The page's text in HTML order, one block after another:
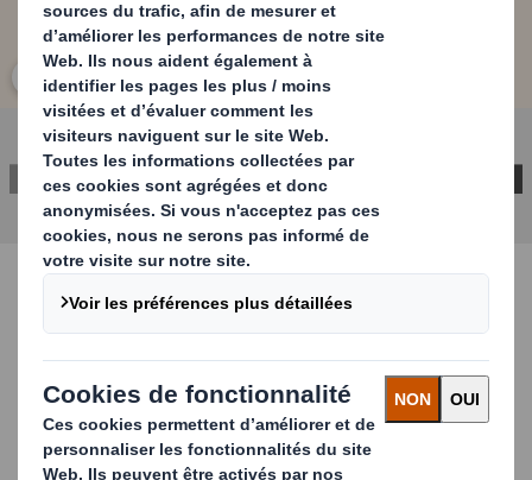
Cliquez pour agrandir l’image
CONTACTEZ-NOUS
Enveloppes matelassées